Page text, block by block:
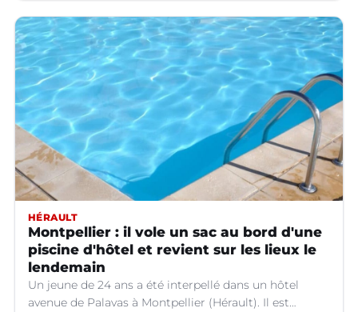
HÉRAULT
Montpellier : il vole un sac au bord d'une
piscine d'hôtel et revient sur les lieux le
lendemain
Un jeune de 24 ans a été interpellé dans un hôtel
avenue de Palavas à Montpellier (Hérault). Il est